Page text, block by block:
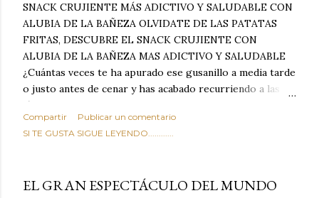
SNACK CRUJIENTE MÁS ADICTIVO Y SALUDABLE CON
ALUBIA DE LA BAÑEZA OLVIDATE DE LAS PATATAS
FRITAS, DESCUBRE EL SNACK CRUJIENTE CON
ALUBIA DE LA BAÑEZA MAS ADICTIVO Y SALUDABLE
¿Cuántas veces te ha apurado ese gusanillo a media tarde
o justo antes de cenar y has acabado recurriendo a las
típicas patatas de bolsa, frutos secos fritos o snacks
ultraprocesados llenos de grasas saturadas y sodio?
Todos hemos estado ahí. Sin embargo, cuidarse no tiene
satisface. Estas alubias crujientes al horno van a cambiar
Compartir
Publicar un comentario
SI TE GUSTA SIGUE LEYENDO............
EL GRAN ESPECTÁCULO DEL MUNDO